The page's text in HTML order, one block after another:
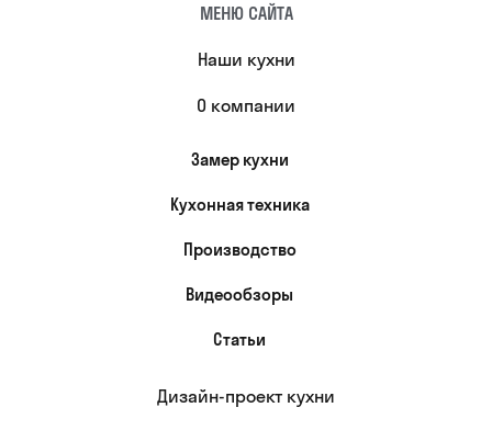
МЕНЮ САЙТА
Наши кухни
О компании
Замер кухни
Кухонная техника
Производство
Видеообзоры
Статьи
Дизайн-проект кухни